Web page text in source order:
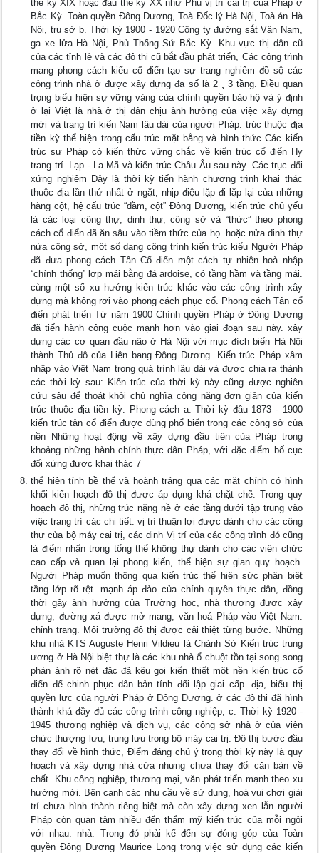
thế kỷ XIX hoặc đầu thế kỷ XX như Phủ vị trí cai trị của Pháp ở
Bắc Kỳ. Toàn quyền Đông Dương, Toà Đốc lý Hà Nội, Toà án Hà
Nội, trụ sở b. Thời kỳ 1900 - 1920 Công ty đường sắt Vân Nam,
ga xe lửa Hà Nội, Phủ Thống Sứ Bắc Kỳ. Khu vực thị dân cũ
của các tỉnh lẻ và các đô thị cũ bắt đầu phát triển, Các công trình
mang phong cách kiểu cổ điển tạo sự trang nghiêm đồ sộ các
công trình nhà ở được xây dựng đa số là 2 ¸ 3 tầng. Điều quan
trọng biểu hiện sự vững vàng của chính quyền bảo hộ và ý định
ở lại Việt là nhà ở thị dân chịu ảnh hưởng của việc xây dựng
mới và trang trí kiến Nam lâu dài của người Pháp. trúc thuộc địa
tiền kỳ thể hiện trong cấu trúc mặt bằng và hình thức Các kiến
trúc sư Pháp có kiến thức vững chắc về kiến trúc cổ điển Hy
trang trí. Lạp - La Mã và kiến trúc Châu Âu sau này. Các trục đối
xứng nghiêm Đây là thời kỳ tiến hành chương trình khai thác
thuộc địa lần thứ nhất ở ngặt, nhịp điệu lặp đi lặp lại của những
hàng cột, hệ cấu trúc “dầm, cột” Đông Dương, kiến trúc chủ yếu
là các loại công thự, dinh thự, công sở và “thức” theo phong
cách cổ điển đã ăn sâu vào tiềm thức của họ. hoặc nửa dinh thự
nửa công sở, một số dạng công trình kiến trúc kiểu Người Pháp
đã đưa phong cách Tân Cổ điển một cách tự nhiên hoà nhập
“chính thống” lợp mái bằng đá ardoise, có tầng hầm và tầng mái.
cùng một số xu hướng kiến trúc khác vào các công trình xây
dựng mà không rơi vào phong cách phục cổ. Phong cách Tân cổ
điển phát triển Từ năm 1900 Chính quyền Pháp ở Đông Dương
đã tiến hành công cuộc mạnh hơn vào giai đoạn sau này. xây
dựng các cơ quan đầu não ở Hà Nội với mục đích biến Hà Nội
thành Thủ đô của Liên bang Đông Dương. Kiến trúc Pháp xâm
nhập vào Việt Nam trong quá trình lâu dài và được chia ra thành
các thời kỳ sau: Kiến trúc của thời kỳ này cũng được nghiên
cứu sâu để thoát khỏi chủ nghĩa công năng đơn giản của kiến
trúc thuộc địa tiền kỳ. Phong cách a. Thời kỳ đầu 1873 - 1900
kiến trúc tân cổ điển được dùng phổ biến trong các công sở của
nền Những hoạt động về xây dựng đầu tiên của Pháp trong
khoảng những hành chính thực dân Pháp, với đặc điểm bố cục
đối xứng được khai thác 7
thể hiện tính bề thế và hoành tráng qua các mặt chính có hình
khối kiến hoạch đô thị được áp dụng khá chặt chẽ. Trong quy
hoạch đô thị, những trúc nặng nề ở các tầng dưới tập trung vào
việc trang trí các chi tiết. vị trí thuận lợi được dành cho các công
thự của bộ máy cai trị, các dinh Vị trí của các công trình đó cũng
là điểm nhấn trong tổng thể không thự dành cho các viên chức
cao cấp và quan lại phong kiến, thể hiện sự gian quy hoạch.
Người Pháp muốn thông qua kiến trúc thể hiện sức phân biệt
tầng lớp rõ rệt. mạnh áp đảo của chính quyền thực dân, đồng
thời gây ảnh hưởng của Trường học, nhà thương được xây
dựng, đường xá được mở mang, văn hoá Pháp vào Việt Nam.
chỉnh trang. Môi trường đô thị được cải thiệt từng bước. Những
khu nhà KTS Auguste Henri Vildieu là Chánh Sở Kiến trúc trung
ương ở Hà Nội biệt thự là các khu nhà ổ chuột tồn tại song song
phản ánh rõ nét đặc đã kêu gọi kiến thiết một nền kiến trúc cổ
điển để chinh phục dân bản tính đối lập giai cấp. địa, biểu thị
quyền lực của người Pháp ở Đông Dương. ở các đô thị đã hình
thành khá đầy đủ các công trình công nghiệp, c. Thời kỳ 1920 -
1945 thương nghiệp và dịch vụ, các công sở nhà ở của viên
chức thượng lưu, trung lưu trong bộ máy cai trị. Đô thị bước đầu
thay đổi về hình thức, Điểm đáng chú ý trong thời kỳ này là quy
hoạch và xây dựng nhà cửa nhưng chưa thay đổi căn bản về
chất. Khu công nghiệp, thương mại, văn phát triển mạnh theo xu
hướng mới. Bên cạnh các nhu cầu về sử dụng, hoá vui chơi giải
trí chưa hình thành riêng biệt mà còn xây dựng xen lẫn người
Pháp còn quan tâm nhiều đến thẩm mỹ kiến trúc của mỗi ngôi
với nhau. nhà. Trong đó phải kể đến sự đóng góp của Toàn
quyền Đông Dương Maurice Long trong việc sử dụng các kiến